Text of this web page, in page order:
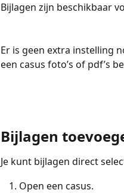
Bijlagen zijn beschikbaar
Er is geen extra instelling
een casus foto’s of pdf’s
Bijlagen
Je kunt bijlagen direct
Open een casus.